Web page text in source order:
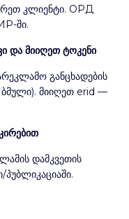
კლიენტი. ОРД
ში.
და მიიღეთ ტოკენი
განცხადების
ბმული). მიიღეთ erid —
დამკვეთის
პუბლიკაციაში.